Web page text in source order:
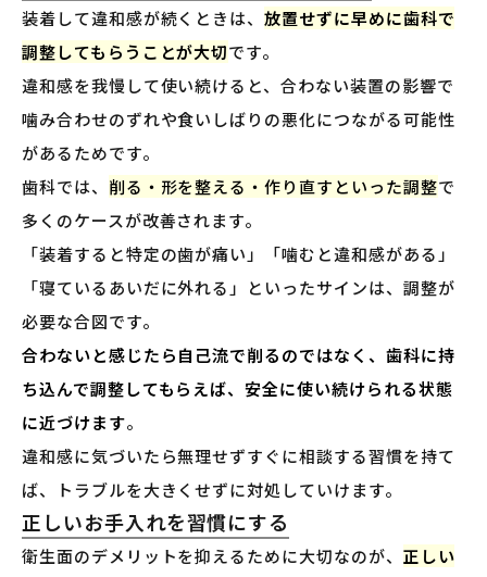
装着して違和感が続くときは、放置せずに早めに歯科で
調整してもらうことが大切です。
違和感を我慢して使い続けると、合わない装置の影響で
噛み合わせのずれや食いしばりの悪化につながる可能性
があるためです。
歯科では、 削る・形を整える・作り直すといった調整で
多くのケースが改善されます。
「装着すると特定の歯が痛い」「噛むと違和感がある」
「寝ているあいだに外れる」といったサインは、調整が
必要な合図です。
合わないと感じたら自己流で削るのではなく、歯科に持
ち込んで調整してもらえば、安全に使い続けられる状態
に近づけます。
違和感に気づいたら無理せずすぐに相談する習慣を持て
ば、トラブルを大きくせずに対処していけます。
正しいお手入れを習慣にする
衛生面のデメリットを抑えるために大切なのが、 正しい